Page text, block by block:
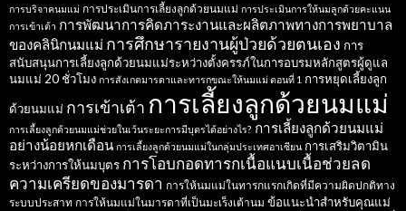
การบริจาคนมแม่ การประเมินการเลี้ยงลูกด้วยนมแม่ การประเมินการให้นมลูกด้วยคะแนน
การเข้าเต้า การพัฒนาการคิดภาระงานและผลิตภาพทางการพยาบาล
ของคลินิกนมแม่ การศึกษารายงานผู้ป่วยด้วยตนเอง การ
สนับสนุนการเลี้ยงลูกด้วยนมแม่ระหว่างตั้งครรภ์ในการอบรมหลักสูตรผู้ดูแล
นมแม่ 20 ชั่วโมง การสังเกตมารดาและทารกขณะให้นมแม่ ตอนที่ 1 การหยุดเลี้ยงลูก
ด้วยนมแม่ การเข้าเต้า การเลี้ยงลูกด้วยนมแม่
การเลี้ยงลูกด้วยนมแม่ช่วยในเว้นระยะการมีบุตรได้อย่างไร? การเลี้ยงลูกด้วยนมแม่
อย่างน้อยหกเดือน การเลี้ยงลูกด้วยนมแม่ในกลุ่มประเทศอาเซียน การเสริมวิตามิน
ระหว่างการให้นมบุตร การโอบกอดทารกเนื้อแนบเนื้อช่วยลด
ความเครียดของมารดา การให้นมแม่ในทารกแรกเกิดที่มีความผิดปกติทาง
ระบบประสาท การให้นมแม่ในมารดาที่เป็นมะเร็งเต้านม ข้อแนะนำสำหรับคุณแม่